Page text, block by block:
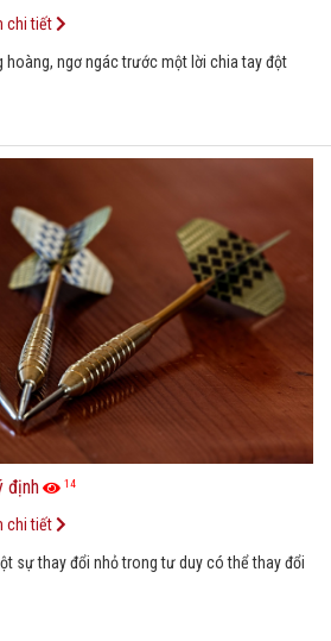
hoàng, ngơ ngác trước một lời chia tay đột
chi tiết
định 14
sự thay đổi nhỏ trong tư duy có thể thay đổi
chi tiết